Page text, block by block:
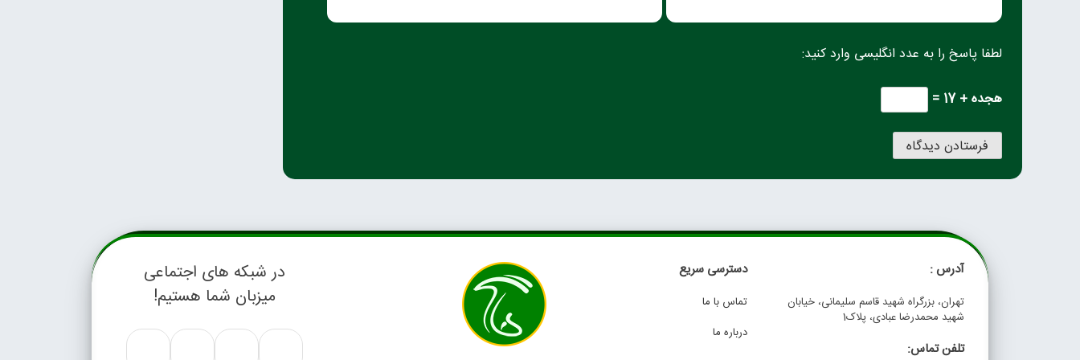
لطفا پاسخ را به عدد انگلیسی وارد کنید:
هجده + 17 =
آدرس :
تهران، بزرگراه شهید قاسم سلیمانی، خیابان
شهید محمدرضا عبادی، پلاک1
تلفن تماس:
دسترسی سریع
تماس با ما
درباره ما
در شبکه های اجتماعی
میزبان شما هستیم!